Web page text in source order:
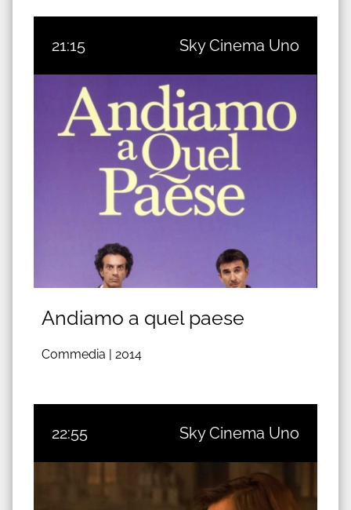
21:15 Sky Cinema Uno
Andiamo a quel paese
Commedia | 2014
22:55 Sky Cinema Uno